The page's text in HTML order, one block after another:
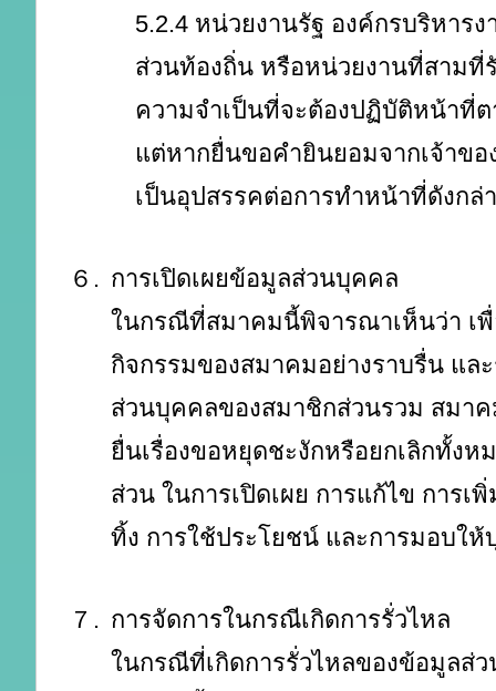
5.2.4 หน่วยงานรัฐ องค์กรบริหารง
ส่วนท้องถิ่น หรือหน่วยงานที่สามที่
ความจำเป็นที่จะต้องปฏิบัติหน้าที่
แต่หากยื่นขอคำยินยอมจากเจ้าขอ
เป็นอุปสรรคต่อการทำหน้าที่ดังกล่
６. การเปิดเผยข้อมูลส่วนบุคคล
ในกรณีที่สมาคมนี้พิจารณาเห็นว่า เพื่
กิจกรรมของสมาคมอย่างราบรื่น แล
ส่วนบุคคลของสมาชิกส่วนรวม สมา
ยื่นเรื่องขอหยุดชะงักหรือยกเลิกทั้งห
ส่วน ในการเปิดเผย การแก้ไข การเ
ทิ้ง การใช้ประโยชน์ และการมอบใ
７. การจัดการในกรณีเกิดการรั่วไหล
ในกรณีที่เกิดการรั่วไหลของข้อมูลส่